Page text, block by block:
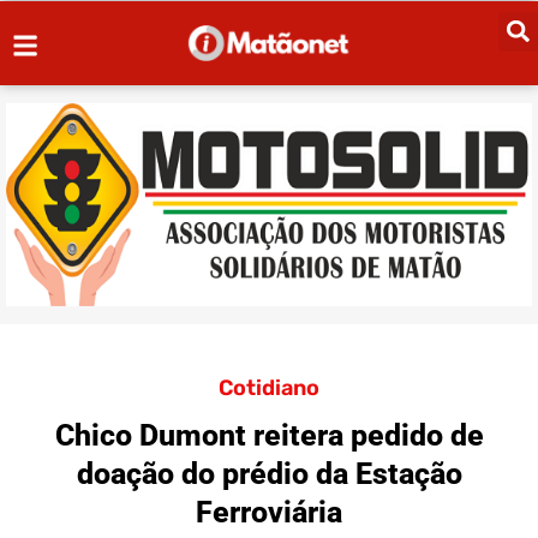
Cotidiano
Chico Dumont reitera pedido de
doação do prédio da Estação
Ferroviária